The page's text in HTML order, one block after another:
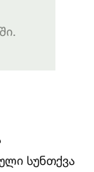
სუნთქვა